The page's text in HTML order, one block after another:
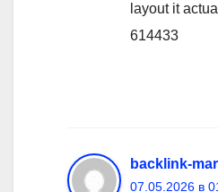
layout it
614433
backlink-
07.05.2026 в